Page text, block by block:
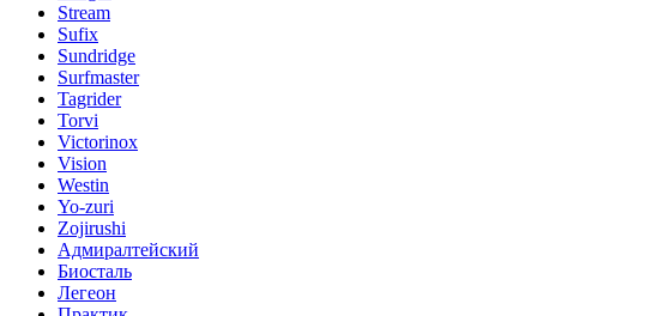
Stream
Sufix
Sundridge
Surfmaster
Tagrider
Torvi
Victorinox
Vision
Westin
Yo-zuri
Zojirushi
Адмиралтейский
Биосталь
Легеон